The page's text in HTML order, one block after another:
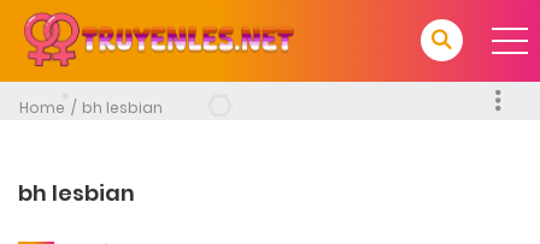
Home bh lesbian
bh lesbian